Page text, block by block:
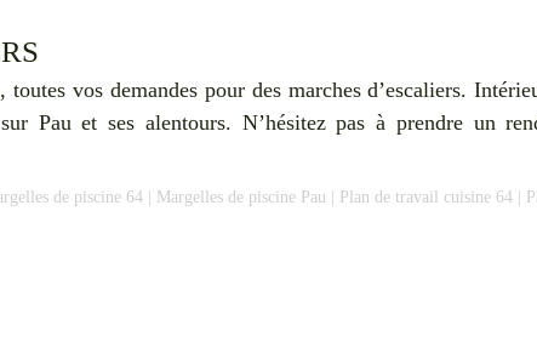
toutes vos demandes pour des marches d’escaliers.
Pau et ses alentours. N’hésitez pas à prendre un
de piscine 64| Margelles de piscine Pau | Plan de travail cuisine 64 |